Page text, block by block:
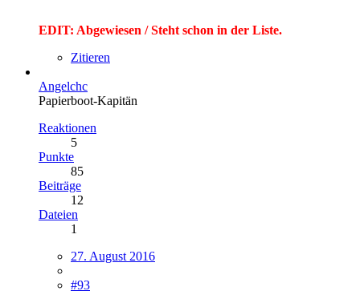
EDIT: Abgewiesen / Steht schon in der Liste.
Zitieren
Angelchc
Papierboot-Kapitän
Reaktionen
5
Punkte
85
Beiträge
12
Dateien
1
27. August 2016
#93